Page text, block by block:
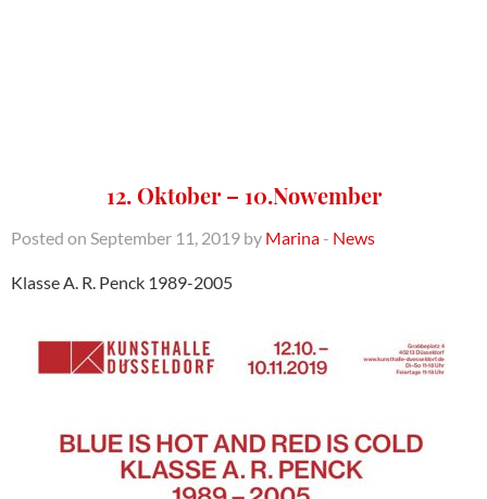
12. Oktober – 10.Nowember
Posted on September 11, 2019 by Marina - News
Klasse A. R. Penck 1989-2005